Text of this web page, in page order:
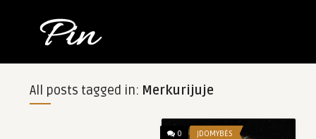
All posts tagged in: Merkurijuje
0 ĮDOMYBĖS